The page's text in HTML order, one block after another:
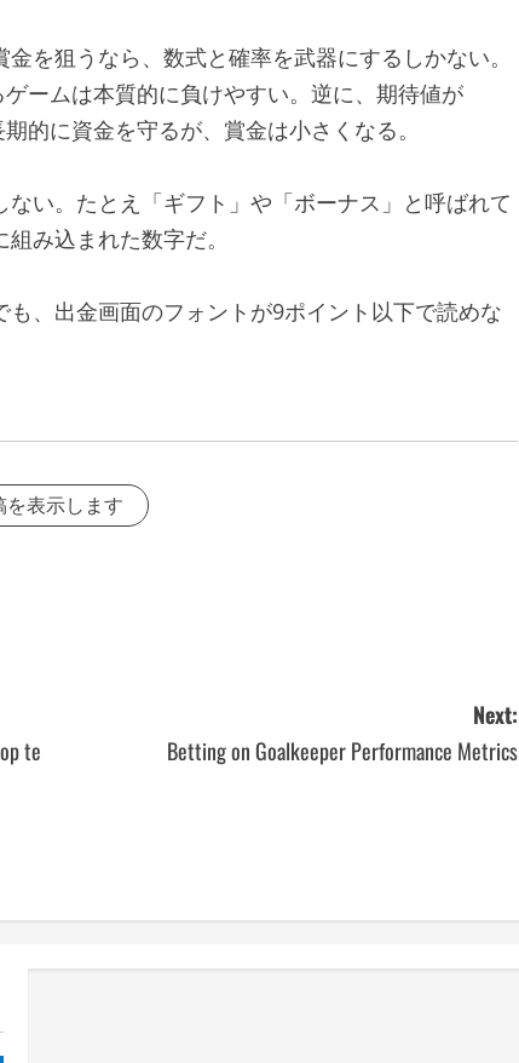
を狙うなら、数式と確率を武器にするしかない。
ームは本質的に負けやすい。逆に、期待値が
的に資金を守るが、賞金は小さくなる。
い。たとえ「ギフト」や「ボーナス」と呼ばれて
み込まれた数字だ。
、出金画面のフォントが9ポイント以下で読めな
表示します
te
Next:
Betting on Goalkeeper Performance Metrics